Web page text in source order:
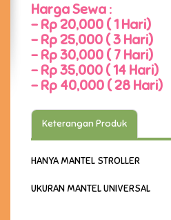
Harga Sewa :
- Rp 20,000 ( 1 Hari)
- Rp 25,000 ( 3 Hari)
- Rp 30,000 ( 7 Hari)
- Rp 35,000 ( 14 Hari)
- Rp 40,000 ( 28 Hari)
Keterangan Produk
HANYA MANTEL STROLLER
UKURAN MANTEL UNIVERSAL